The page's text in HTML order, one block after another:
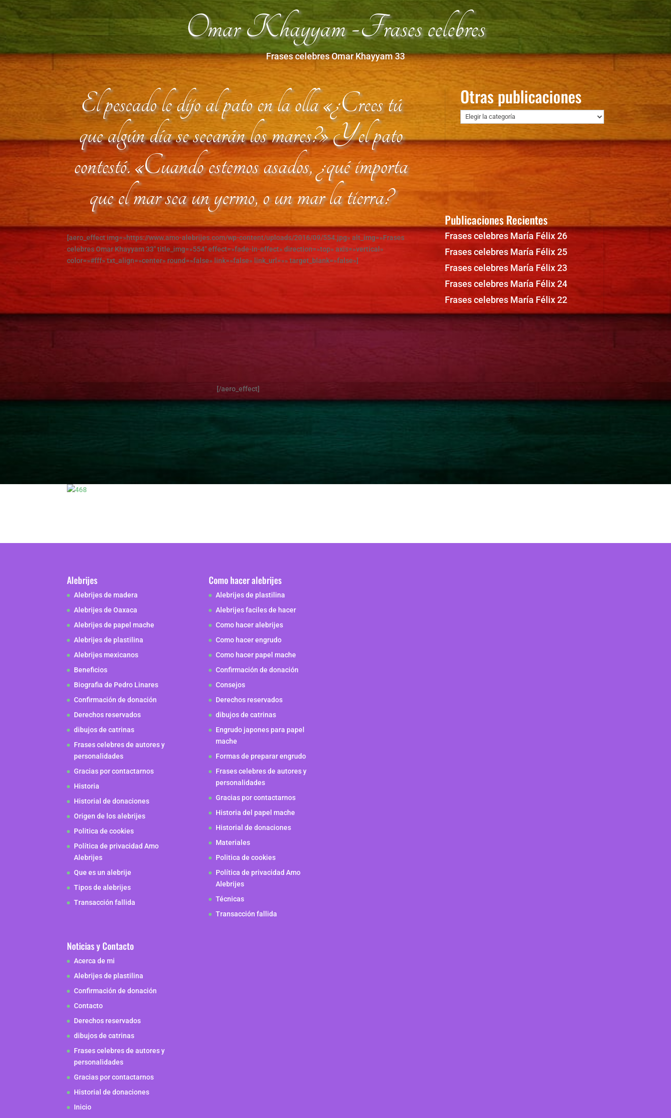
Omar Khayyam -Frases celebres
Frases celebres Omar Khayyam 33
El pescado le dijo al pato en la olla «¿Crees tú
que algún día se secarán los mares?» Y el pato
contestó. «Cuando estemos asados, ¿qué importa
que el mar sea un yermo, o un mar la tierra?
[aero_effect img=»https://www.amo-alebrijes.com/wp-content/uploads/2016/09/554.jpg» alt_img=»Frases
celebres Omar Khayyam 33″ title_img=»554″ effect=»fade-in-effect» direction=»top» axis=»vertical»
color=»#fff» txt_align=»center» round=»false» link=»false» link_url=»» target_blank=»false»]
[/aero_effect]
Otras publicaciones
Otras
publicaciones
Publicaciones Recientes
Frases celebres María Félix 26
Frases celebres María Félix 25
Frases celebres María Félix 23
Frases celebres María Félix 24
Frases celebres María Félix 22
Alebrijes
Alebrijes de madera
Alebrijes de Oaxaca
Alebrijes de papel mache
Alebrijes de plastilina
Alebrijes mexicanos
Beneficios
Biografia de Pedro Linares
Confirmación de donación
Derechos reservados
dibujos de catrinas
Frases celebres de autores y
personalidades
Gracias por contactarnos
Historia
Historial de donaciones
Origen de los alebrijes
Politica de cookies
Política de privacidad Amo
Alebrijes
Que es un alebrije
Tipos de alebrijes
Transacción fallida
Noticias y Contacto
Acerca de mi
Alebrijes de plastilina
Confirmación de donación
Contacto
Derechos reservados
dibujos de catrinas
Frases celebres de autores y
personalidades
Gracias por contactarnos
Historial de donaciones
Inicio
Como hacer alebrijes
Alebrijes de plastilina
Alebrijes faciles de hacer
Como hacer alebrijes
Como hacer engrudo
Como hacer papel mache
Confirmación de donación
Consejos
Derechos reservados
dibujos de catrinas
Engrudo japones para papel
mache
Formas de preparar engrudo
Frases celebres de autores y
personalidades
Gracias por contactarnos
Historia del papel mache
Historial de donaciones
Materiales
Politica de cookies
Política de privacidad Amo
Alebrijes
Técnicas
Transacción fallida